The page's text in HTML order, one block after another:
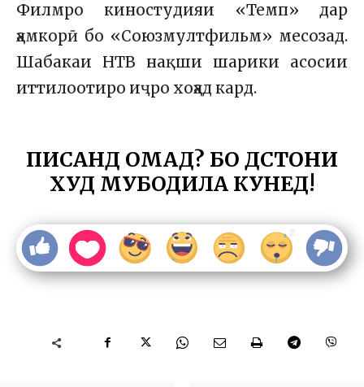
Филмро киностудияи «Темп» дар
ҳамкорӣ бо «Союзмултфильм» месозад.
Шабакаи НТВ нақши шарики асосии
иттилоотиро иҷро хоҳад кард.
ПИСАНД ОМАД? БО ДӮСТОНИ
ХУД МУБОДИЛА КУНЕД!